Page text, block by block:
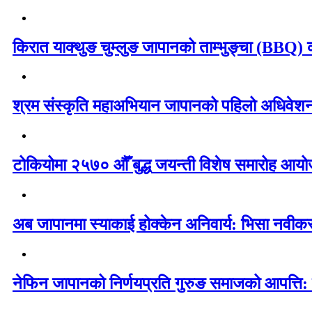
किरात याक्थुङ चुम्लुङ जापानको ताम्भुङ्चा (BBQ)
श्रम संस्कृति महाअभियान जापानको पहिलो
टोकियोमा २५७० औँ बुद्ध जयन्ती विशेष समारोह
अब जापानमा स्याकाई होक्केन अनिवार्य: भिसा
नेफिन जापानको निर्णयप्रति गुरुङ समाजको आपत्ति: